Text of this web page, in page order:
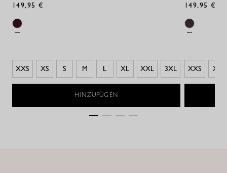
149,95 €
XXS XS S M L XL XXL 3XL
HINZUFÜGEN
149,95 €
XXS XS